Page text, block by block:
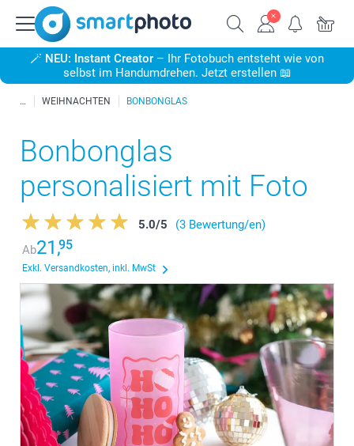
🪄 NEU: Instant Creator – Ihr Fotobuch entsteht wie von
selbst im Handumdrehen. Jetzt erstellen 📖
WEIHNACHTEN BONBONGLAS
Bonbonglas
personalisiert mit Foto
5.0/5
(3 Bewertung/en)
Ab21,95
Exkl. Versandkosten, inkl. MwSt